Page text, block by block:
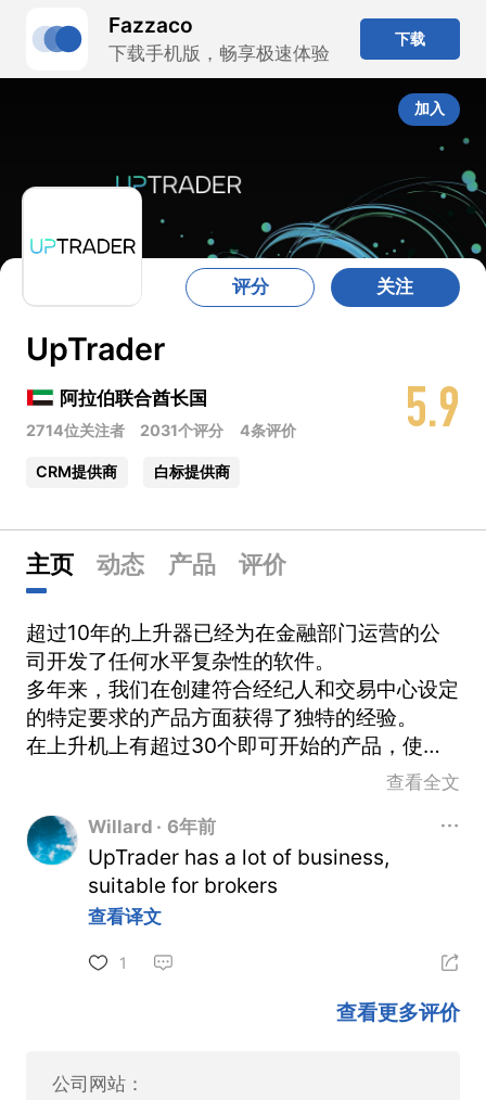
Fazzaco
下载手机版，畅享极速体验
下载
加入
5.9
评分 关注
UpTrader
阿拉伯联合酋长国
2714位关注者 2031个评分 4条评价
CRM提供商 白标提供商
主页 动态 产品 评价
超过10年的上升器已经为在金融部门运营的公
司开发了任何水平复杂性的软件。
多年来，我们在创建符合经纪人和交易中心设定
的特定要求的产品方面获得了独特的经验。
在上升机上有超过30个即可开始的产品，使企
业能够从划痕和模块启动经纪公司，这些公司可
好处
1.我们的盒装解决方案在市场上没有类似物
2.所有产品都可以共同使用（模块很容易集成）
卓越品质和履行合同的产品
查看全文
Willard · 6年前
UpTrader has a lot of business,
suitable for brokers
查看译文
1
查看更多评价
公司网站：